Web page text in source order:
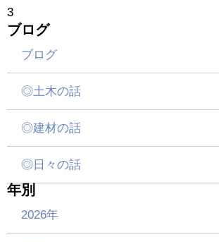
3
ブログ
ブログ
◎土木の話
◎建材の話
◎日々の話
年別
2026年